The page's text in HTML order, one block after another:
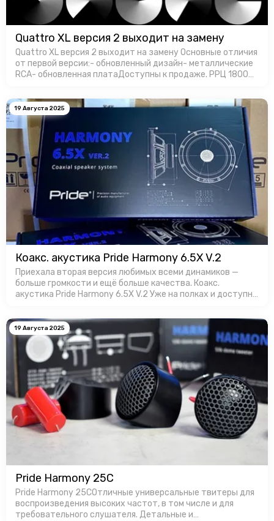
Quattro XL версия 2 выходит на замену
Quattro XL версия 2 выходит на замену Основные отличия
от первой версии:- обновленный дизайн- металлические
RCA- обновленная платаДоступны к продаже. РРЦ 18000
19 Августа 2025
Коакс. акустика Pride Harmony 6.5X V.2
Приехала вторая версия любимых всеми динамиков —
больше громкости и ещё больше качества. Коакс.
акустика Pride Harmony 6.5X V.2 Уже на полках и доступны
19 Августа 2025
Pride Harmony 25C
Pride Harmony 25CОтличные универсальные твитеры для
воспроизведения высоких частот, в том числе и для
требовательного слушателя. Детальные и